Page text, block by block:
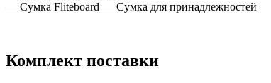
— Сумка Fliteboard — Сумка для принадлежностей
Комплект поставки